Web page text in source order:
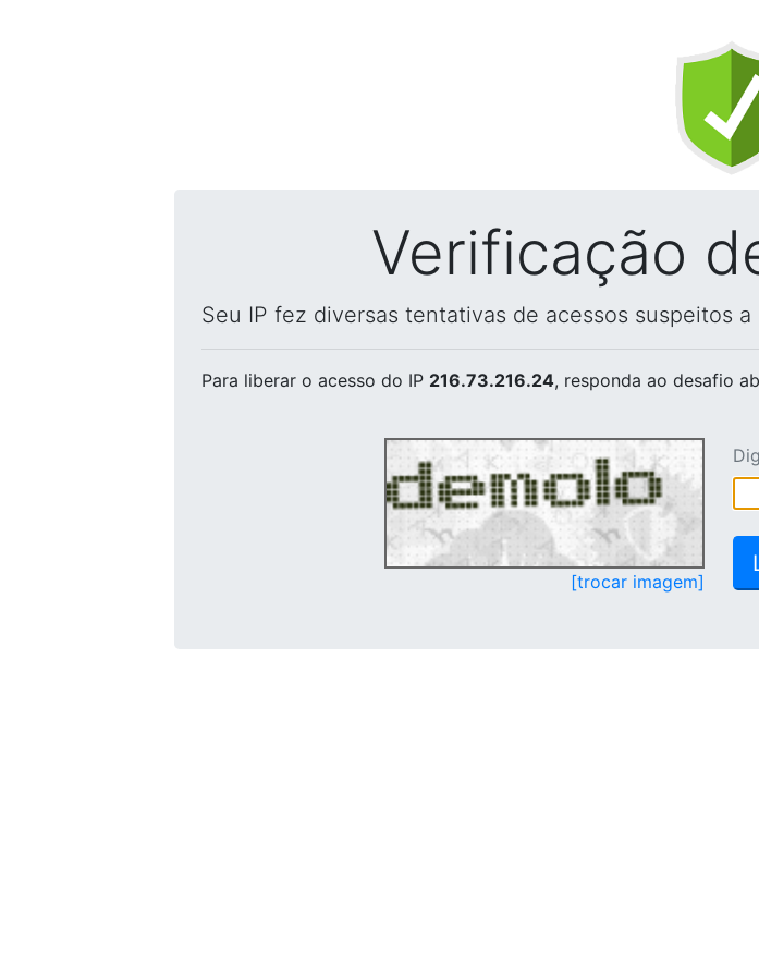
Verificação
Seu IP fez diversas tentativas de acessos suspeitos
Para liberar o acesso do IP 216.73.216.24, responda ao desafio
[trocar imagem]